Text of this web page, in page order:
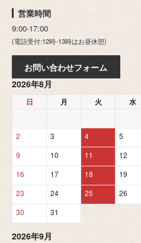
営業時間
9:00-17:00
(電話受付:12時-13時はお昼休憩)
お問い合わせフォーム
2026年8月
日 月 火 水
2
3 4 5
9
10 11 12
16
17 18 19
23
24 25 26
30
31
2026年9月